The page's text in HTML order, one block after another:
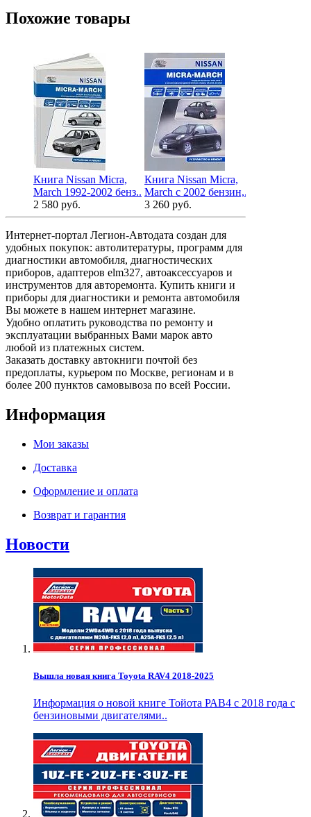
Похожие товары
Книга Nissan Micra,
March 1992-2002 бенз..
2 580 руб.
Книга Nissan Micra,
March с 2002 бензин,..
3 260 руб.
Интернет-портал Легион-Автодата создан для
удобных покупок: автолитературы, программ для
диагностики автомобиля, диагностических
приборов, адаптеров elm327, автоаксессуаров и
инструментов для авторемонта. Купить книги и
приборы для диагностики и ремонта автомобиля
Вы можете в нашем интернет магазине.
Удобно оплатить руководства по ремонту и
эксплуатации выбранных Вами марок авто
любой из платежных систем.
Заказать доставку автокниги почтой без
предоплаты, курьером по Москве, регионам и в
более 200 пунктов самовывоза по всей России.
Информация
Мои заказы
Доставка
Оформление и оплата
Возврат и гарантия
Новости
Вышла новая книга Toyota RAV4 2018-2025
Информация о новой книге Тойота РАВ4 с 2018 года с
бензиновыми двигателями..